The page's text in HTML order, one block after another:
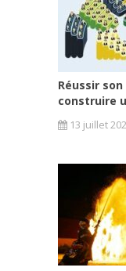
Réussir
construire
13 juillet